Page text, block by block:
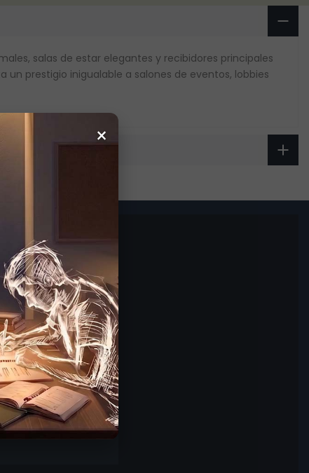
salas de estar elegantes y recibidores principales
prestigio inigualable a salones de eventos, lobbies
×